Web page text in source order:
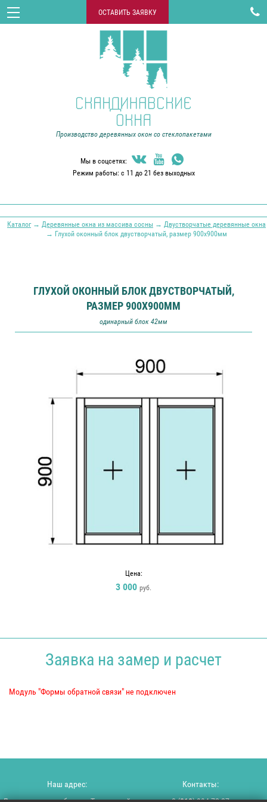

ОСТАВИТЬ ЗАЯВКУ
Производство деревянных окон со стеклопакетами
Мы в соцсетях:   
Режим работы: с 11 до 21 без выходных
Каталог→ Деревянные окна из массива сосны → Двустворчатые деревянные окна
→ Глухой оконный блок двустворчатый, размер 900х900мм
ГЛУХОЙ ОКОННЫЙ БЛОК ДВУСТВОРЧАТЫЙ,
РАЗМЕР 900Х900ММ
одинарный блок 42мм
Цена:
3 000 руб.
Заявка на замер и расчет
Модуль "Формы обратной связи" не подключен
Наш адрес:
Контакты: